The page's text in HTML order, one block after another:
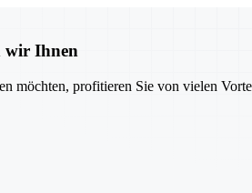
wir Ihnen
möchten, profitieren Sie von vielen